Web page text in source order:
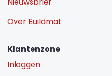
Over Buildmat
Klantenzone
Inloggen